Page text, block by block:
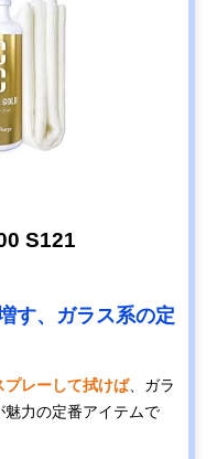
S121
す、ガラス系の定
プレーして拭けば、ガラ
魅力の定番アイテムで